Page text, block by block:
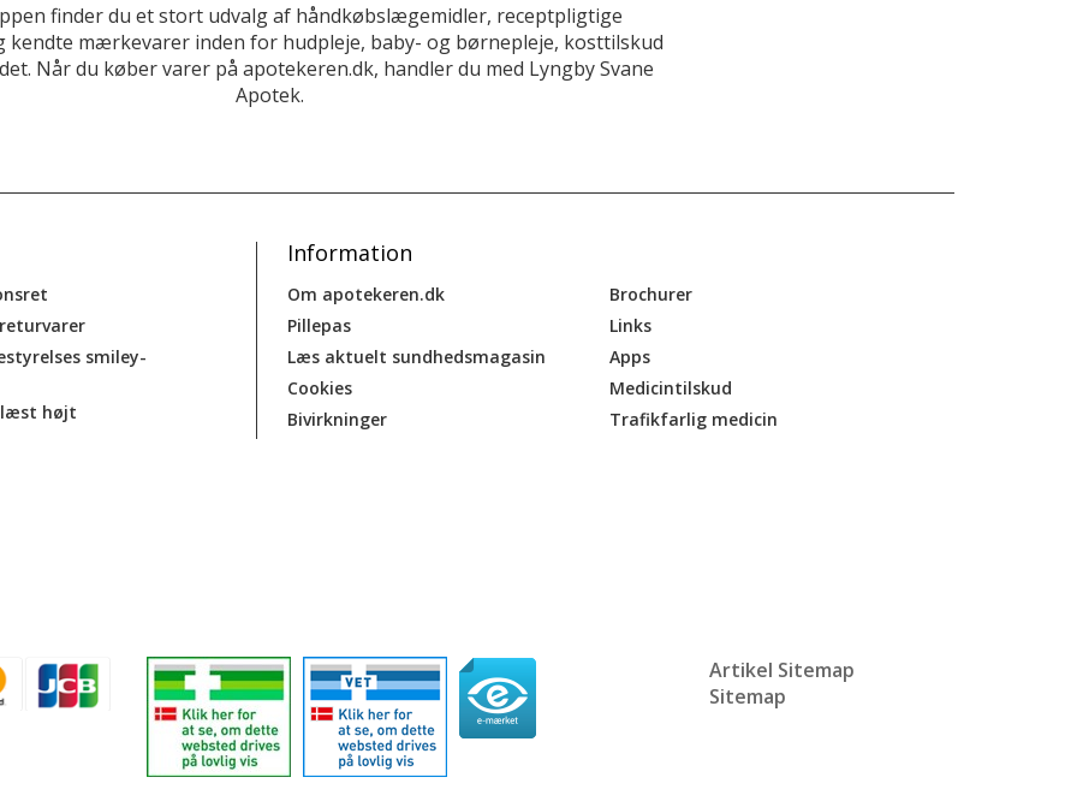
finder du et stort udvalg af håndkøbslægemidler, receptpligtige
kendte mærkevarer inden for hudpleje, baby- og børnepleje, kosttilskud
Når du køber varer på apotekeren.dk, handler du med Lyngby Svane
Apotek.
smiley-
læst højt
Information
Om apotekeren.dk
Pillepas
Læs aktuelt sundhedsmagasin
Cookies
Bivirkninger
Brochurer
Links
Apps
Medicintilskud
Trafikfarlig medicin
Artikel Sitemap
Sitemap